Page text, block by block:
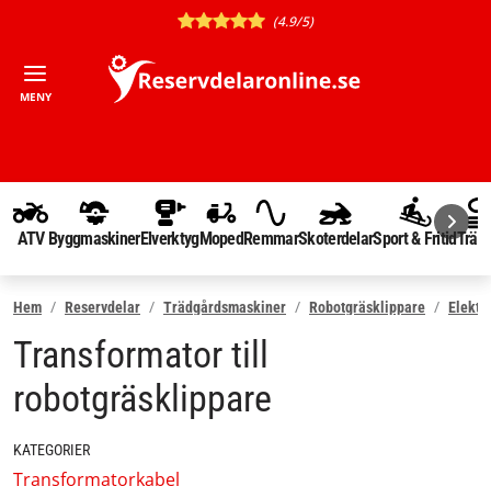
(4.9/5)
MENY
ATV ByggmaskinerElverktygMopedRemmarSkoterdelarSport & Fritid
Hem Reservdelar Trädgårdsmaskiner Robotgräsklippare
Transformator till
robotgräsklippare
KATEGORIER
Transformatorkabel